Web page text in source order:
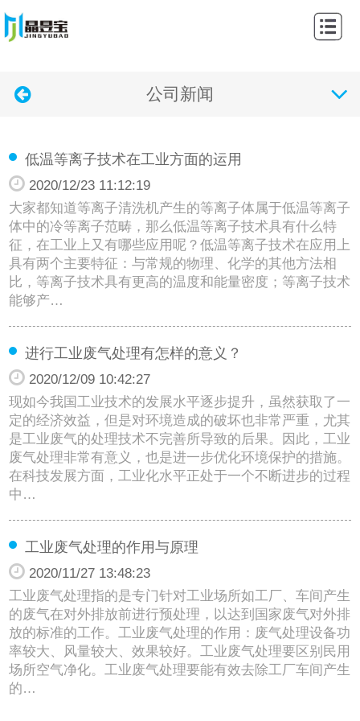
网
们
中
闻
动
态
例
展
示
公
示
通
联
系
们
公司新闻
低温等离子技术在工业方面的运用
2020/12/23 11:12:19
大家都知道等离子清洗机产生的等离子体属于低温等离子
体中的冷等离子范畴，那么低温等离子技术具有什么特
征，在工业上又有哪些应用呢？低温等离子技术在应用上
具有两个主要特征：与常规的物理、化学的其他方法相
比，等离子技术具有更高的温度和能量密度；等离子技术
能够产…
进行工业废气处理有怎样的意义？
2020/12/09 10:42:27
现如今我国工业技术的发展水平逐步提升，虽然获取了一
定的经济效益，但是对环境造成的破坏也非常严重，尤其
是工业废气的处理技术不完善所导致的后果。因此，工业
废气处理非常有意义，也是进一步优化环境保护的措施。
在科技发展方面，工业化水平正处于一个不断进步的过程
中…
工业废气处理的作用与原理
2020/11/27 13:48:23
工业废气处理指的是专门针对工业场所如工厂、车间产生
的废气在对外排放前进行预处理，以达到国家废气对外排
放的标准的工作。工业废气处理的作用：废气处理设备功
率较大、风量较大、效果较好。工业废气处理要区别民用
场所空气净化。工业废气处理要能有效去除工厂车间产生
的…